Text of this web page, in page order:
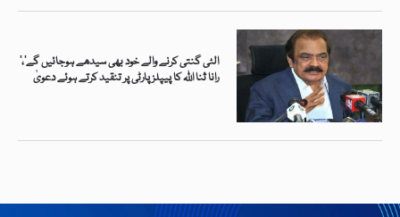
’الٹی گنتی کرنے والے خود بھی سیدھے ہوجائیں گے‘،
رانا ثنا اللہ کا پیپلز پارٹی پر تنقید کرتے ہوئے دعویٰ